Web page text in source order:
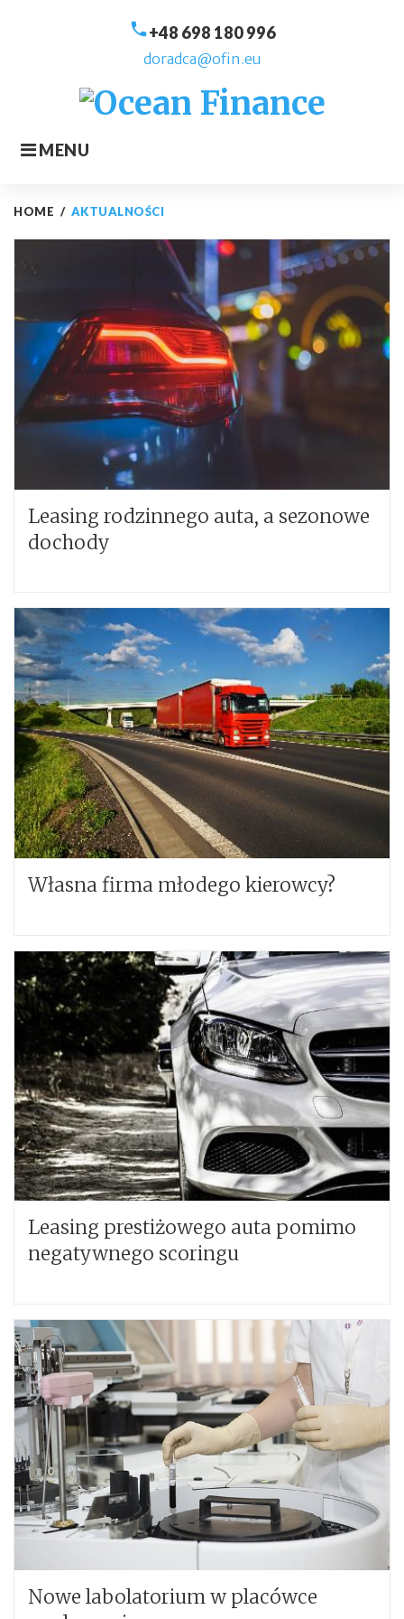
call+48 698 180 996
doradca@ofin.eu
MENU
HOME / AKTUALNOŚCI
Aktualności
Leasing rodzinnego auta, a sezonowe
dochody
Własna firma młodego kierowcy?
Leasing prestiżowego auta pomimo
negatywnego scoringu
Nowe labolatorium w placówce